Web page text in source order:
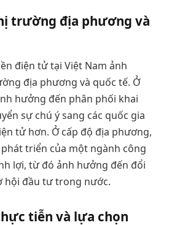
trường địa phương và
điện tử tại Việt Nam ảnh
địa phương và quốc tế. Ở
hưởng đến phân phối khai
sự chú ý sang các quốc gia
tử hơn. Ở cấp độ địa phương,
triển của một ngành công
lợi, từ đó ảnh hưởng đến đổi
hội đầu tư trong nước.
tiễn và lựa chọn